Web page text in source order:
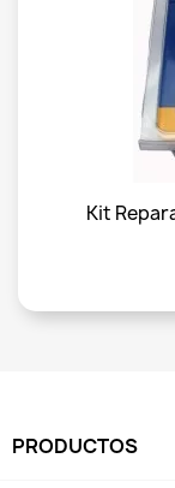
Kit
PRODUCTOS